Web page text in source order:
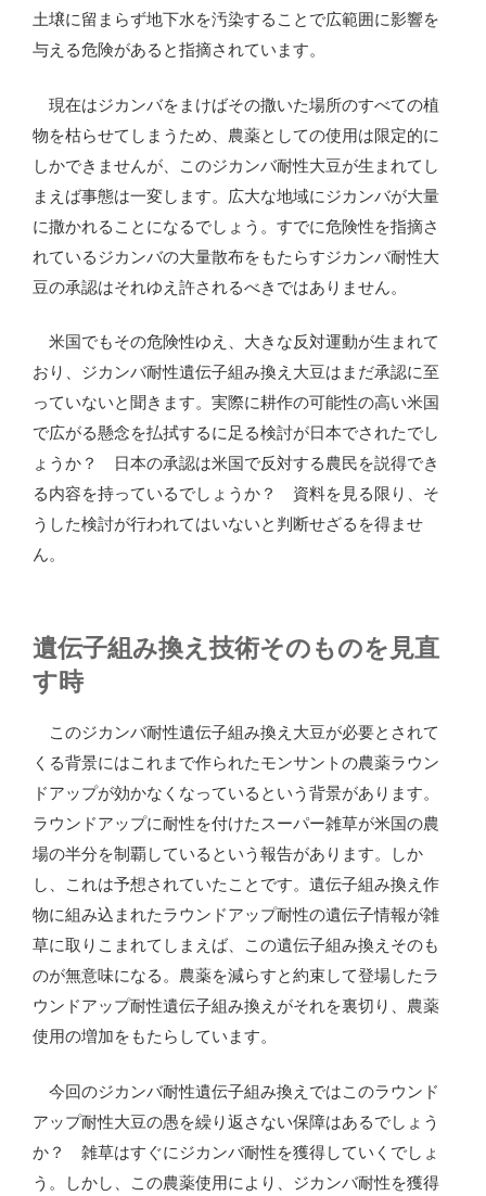
土壌に留まらず地下水を汚染することで広範囲に影響を
与える危険があると指摘されています。
現在はジカンバをまけばその撒いた場所のすべての植
物を枯らせてしまうため、農薬としての使用は限定的に
しかできませんが、このジカンバ耐性大豆が生まれてし
まえば事態は一変します。広大な地域にジカンバが大量
に撒かれることになるでしょう。すでに危険性を指摘さ
れているジカンバの大量散布をもたらすジカンバ耐性大
豆の承認はそれゆえ許されるべきではありません。
米国でもその危険性ゆえ、大きな反対運動が生まれて
おり、ジカンバ耐性遺伝子組み換え大豆はまだ承認に至
っていないと聞きます。実際に耕作の可能性の高い米国
で広がる懸念を払拭するに足る検討が日本でされたでし
ょうか？ 日本の承認は米国で反対する農民を説得でき
る内容を持っているでしょうか？ 資料を見る限り、そ
うした検討が行われてはいないと判断せざるを得ませ
ん。
遺伝子組み換え技術そのものを見直
す時
このジカンバ耐性遺伝子組み換え大豆が必要とされて
くる背景にはこれまで作られたモンサントの農薬ラウン
ドアップが効かなくなっているという背景があります。
ラウンドアップに耐性を付けたスーパー雑草が米国の農
場の半分を制覇しているという報告があります。しか
し、これは予想されていたことです。遺伝子組み換え作
物に組み込まれたラウンドアップ耐性の遺伝子情報が雑
草に取りこまれてしまえば、この遺伝子組み換えそのも
のが無意味になる。農薬を減らすと約束して登場したラ
ウンドアップ耐性遺伝子組み換えがそれを裏切り、農薬
使用の増加をもたらしています。
今回のジカンバ耐性遺伝子組み換えではこのラウンド
アップ耐性大豆の愚を繰り返さない保障はあるでしょう
か？ 雑草はすぐにジカンバ耐性を獲得していくでしょ
う。しかし、この農薬使用により、ジカンバ耐性を獲得